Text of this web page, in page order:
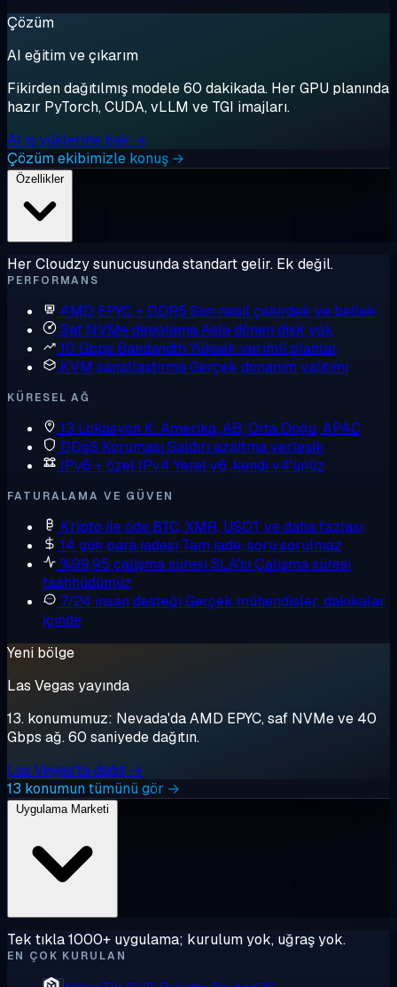
Çözüm
AI eğitim ve çıkarım
Fikirden dağıtılmış modele 60 dakikada. Her GPU planında
hazır PyTorch, CUDA, vLLM ve TGI imajları.
AI iş yüklerine bak →
Çözüm ekibimizle konuş →
Özellikler
Her Cloudzy sunucusunda standart gelir. Ek değil.
PERFORMANS
AMD EPYC + DDR5 Son nesil çekirdek ve bellek
Saf NVMe depolamaAsla dönen disk yok
10 Gbps Bandwidth Yüksek verimli planlar
KVM sanallaştırmaGerçek donanım yalıtımı
KÜRESEL AĞ
13 Lokasyon K. Amerika, AB, Orta Doğu, APAC
DDoS Koruması Saldırı azaltma yerleşik
IPv6 + özel IPv4 Yerel v6, kendi v4'ünüz
FATURALAMA VE GÜVEN
Kripto ile öde BTC, XMR, USDT ve daha fazlası
14 gün para iadesi Tam iade, soru sorulmaz
%99,95 çalışma süresi SLA'sı Çalışma süresi
taahhüdümüz
7/24 insan desteği Gerçek mühendisler, dakikalar
içinde
Yeni bölge
Las Vegas yayında
13. konumumuz: Nevada'da AMD EPYC, saf NVMe ve 40
Gbps ağ. 60 saniyede dağıtın.
Las Vegas'ta dağıt →
13 konumun tümünü gör →
Tek tıkla 1000+ uygulama; kurulum yok, uğraş yok.
EN ÇOK KURULAN